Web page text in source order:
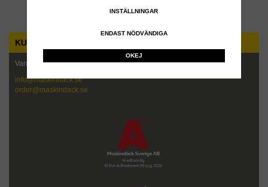
KUNDTJÄNST
Varmt välkommen att kontakta oss!
info@maskindack.se
order@maskindack.se
INSTÄLLNINGAR
ENDAST NÖDVÄNDIGA
OKEJ